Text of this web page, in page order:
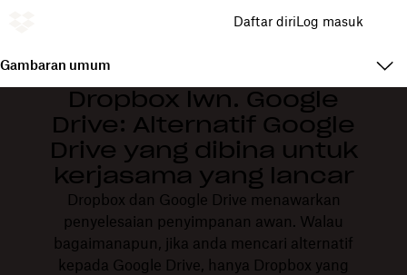
Daftar diriLog masuk
Gambaran umum
Dropbox lwn. Google
Drive: Alternatif Google
Drive yang dibina untuk
kerjasama yang lancar
Dropbox dan Google Drive menawarkan
penyelesaian penyimpanan awan. Walau
bagaimanapun, jika anda mencari alternatif
kepada Google Drive, hanya Dropbox yang